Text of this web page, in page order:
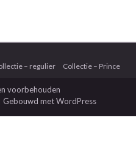
– regulier Collectie – Prince
voorbehouden
| Gebouwd metWordPress